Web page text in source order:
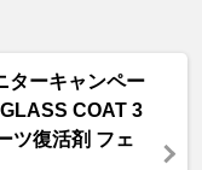
ターキャンペー
COAT 3
ツ復活剤 フェ